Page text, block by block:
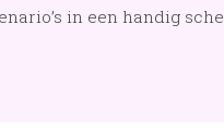
in een handig